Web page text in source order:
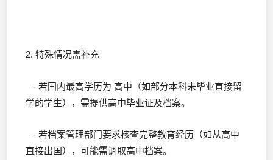
2. 特殊情况需补充
- 若国内最高学历为 高中（如部分本科未毕业直接留
学的学生），需提供高中毕业证及档案。
- 若档案管理部门要求核查完整教育经历（如从高中
直接出国），可能需调取高中档案。